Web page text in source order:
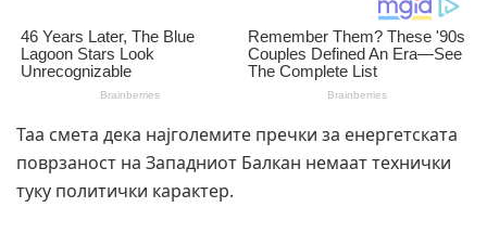
Таа смета дека најголемите пречки за енергетската
поврзаност на Западниот Балкан немаат технички
туку политички карактер.